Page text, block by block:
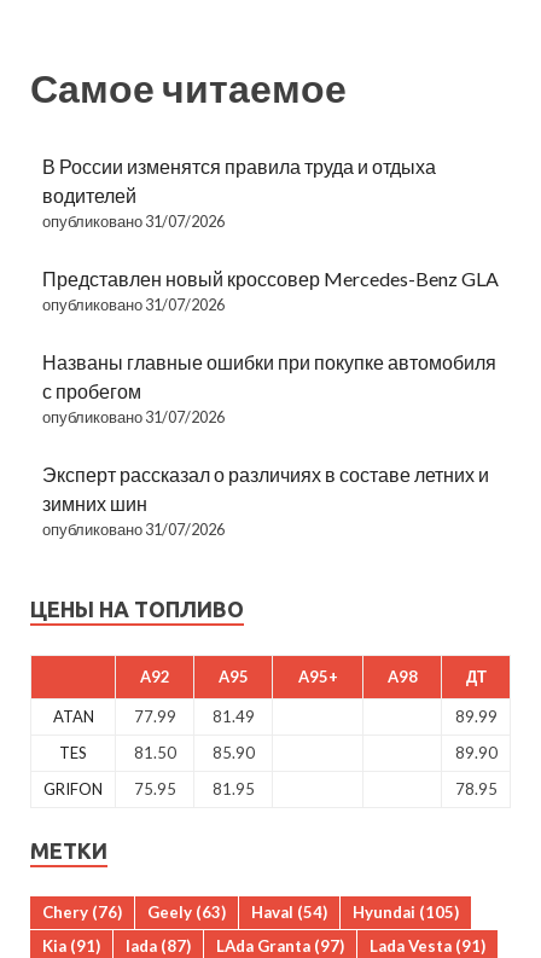
Самое читаемое
В России изменятся правила труда и отдыха
водителей
опубликовано 31/07/2026
Представлен новый кроссовер Mercedes-Benz GLA
опубликовано 31/07/2026
Названы главные ошибки при покупке автомобиля
с пробегом
опубликовано 31/07/2026
Эксперт рассказал о различиях в составе летних и
зимних шин
опубликовано 31/07/2026
ЦЕНЫ НА ТОПЛИВО
A92 A95 A95+ A98 ДТ
ATAN 77.99 81.49
89.99
TES
81.50 85.90
89.90
GRIFON
75.95 81.95 78.95
МЕТКИ
Chery (76) Geely (63) Haval (54) Hyundai (105)
Kia (91) lada (87) LAda Granta (97) Lada Vesta (91)